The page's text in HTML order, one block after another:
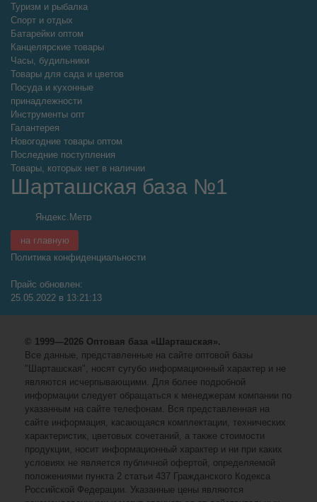
Туризм и рыбалка
Спорт и отдых
Батарейки оптом
Канцелярские товары
Часы, будильники
Товары для сада и цветов
Посуда и кухонные
принадлежности
Инструменты опт
Галантерея
Новогодние товары оптом
Последние поступления
Товары, которых нет в наличии
Шарташская база №1
на главную
Политика конфиденциальности
Прайс обновлен:
25.05.2022 в 13:21:13
© 1999—2026 Оптовая база «Шарташская».
Все данные, представленные на сайте оптовой базы
"Шарташская", носят сугубо информационный характер и не
являются исчерпывающими. Для более подробной
информации следует обращаться к менеджерам компании по
указанным на сайте телефонам. Вся представленная на
сайте информация, касающаяся комплектации, технических
характеристик, цветовых сочетаний, а также стоимости
продукции, носит информационный характер и ни при каких
условиях не является публичной офертой, определяемой
положениями пункта 2 статьи 437 Гражданского Кодекса
Российской Федерации. Указанные цены являются